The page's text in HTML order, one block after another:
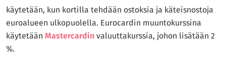
käytetään, kun kortilla tehdään ostoksia ja käteisnostoja
euroalueen ulkopuolella. Eurocardin muuntokurssina
käytetään Mastercardin valuuttakurssia, johon lisätään 2
%.